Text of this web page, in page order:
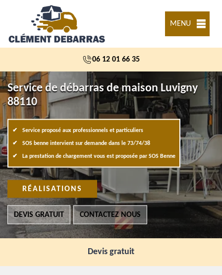
MENU
06 12 01 66 35
Service de débarras de maison Luvigny
88110
Service proposé aux professionnels et particuliers
SOS benne intervient sur demande dans le 73/74/38
La prestation de chargement vous est proposée par SOS Benne
RÉALISATIONS
DEVIS GRATUIT CONTACTEZ NOUS
Devis gratuit